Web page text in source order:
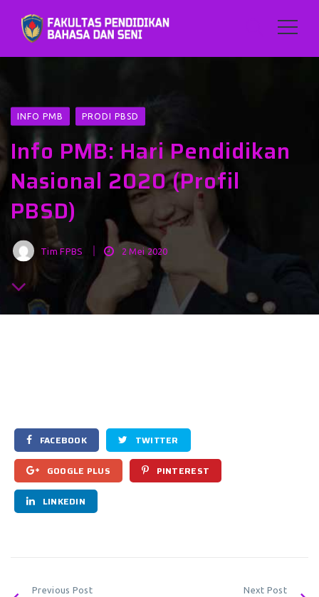
INFO PMB PRODI PBSD
Info PMB: Hari Pendidikan
Nasional 2020 (Profil
PBSD)
Tim FPBS 2 Mei 2020
FACEBOOK TWITTER
GOOGLE PLUS PINTEREST
LINKEDIN
Previous Post Next Post